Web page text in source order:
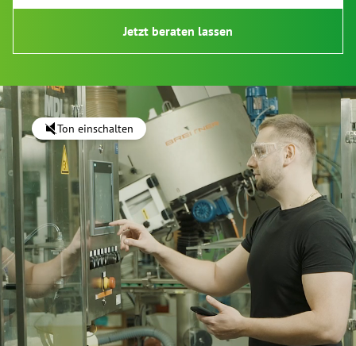
Ton einschalten
Jetzt beraten lassen